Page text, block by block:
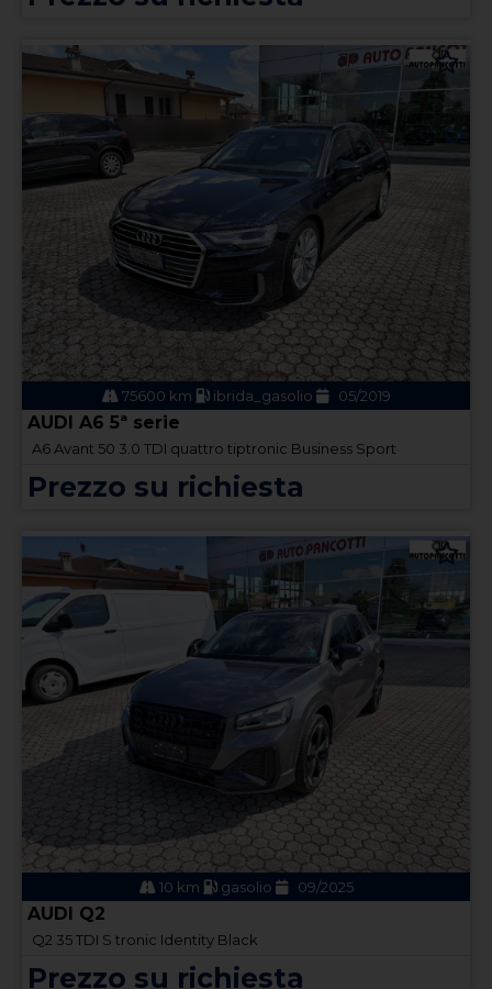
75600 km ibrida_gasolio 05/2019
AUDI A6 5ª serie
A6 Avant 50 3.0 TDI quattro tiptronic Business Sport
Prezzo su richiesta
10 km gasolio 09/2025
AUDI Q2
Q2 35 TDI S tronic Identity Black
Prezzo su richiesta